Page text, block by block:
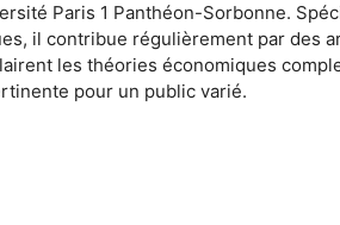
Paris 1 Panthéon-Sorbonne.
il contribue régulièrement par des
les théories économiques
pour un public varié.